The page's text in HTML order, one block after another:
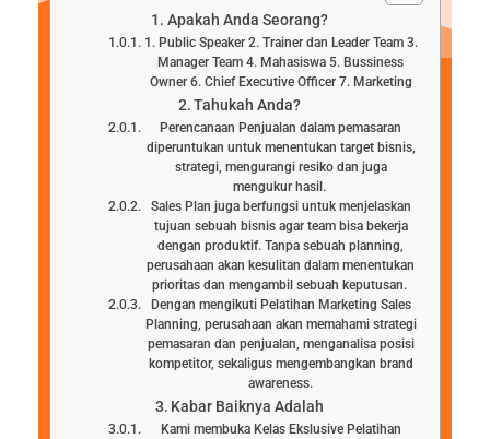
Apakah Anda Seorang?
1. Public Speaker 2. Trainer dan Leader Team 3.
Manager Team 4. Mahasiswa 5. Bussiness
Owner 6. Chief Executive Officer 7. Marketing
Tahukah Anda?
Perencanaan Penjualan dalam pemasaran
diperuntukan untuk menentukan target bisnis,
strategi, mengurangi resiko dan juga
mengukur hasil.
Sales Plan juga berfungsi untuk menjelaskan
tujuan sebuah bisnis agar team bisa bekerja
dengan produktif. Tanpa sebuah planning,
perusahaan akan kesulitan dalam menentukan
prioritas dan mengambil sebuah keputusan.
Dengan mengikuti Pelatihan Marketing Sales
Planning, perusahaan akan memahami strategi
pemasaran dan penjualan, menganalisa posisi
kompetitor, sekaligus mengembangkan brand
awareness.
Kabar Baiknya Adalah
Kami membuka Kelas Ekslusive Pelatihan